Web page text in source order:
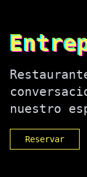
nuestro
Reservar